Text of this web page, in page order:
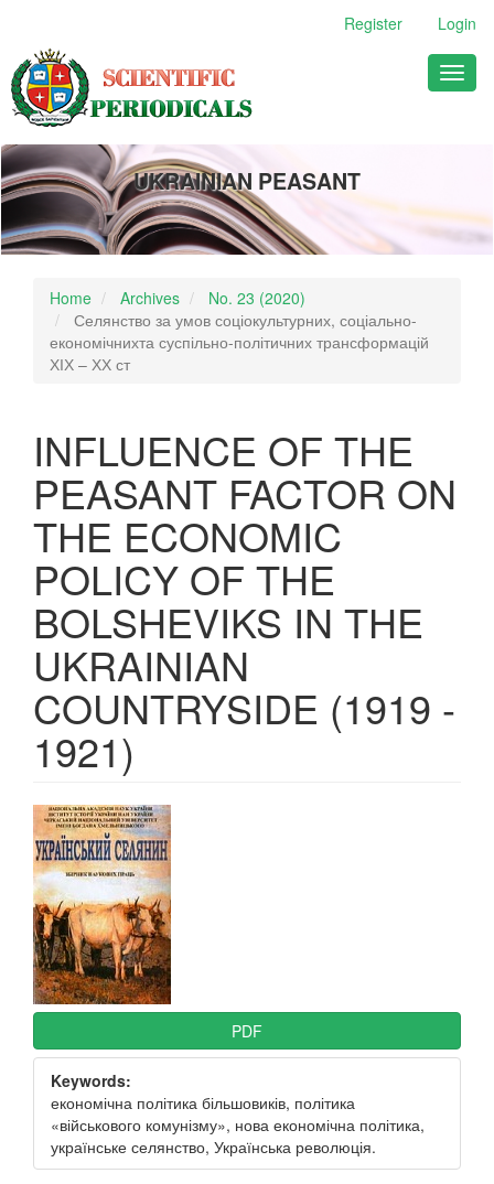
Main
Content
Sidebar
Register Login
UKRAINIAN PEASANT
Home Archives
No. 23 (2020)
Селянство за умов соціокультурних, соціально-
економічнихта суспільно-політичних трансформацій
ХІХ – ХХ ст
INFLUENCE OF THE
PEASANT FACTOR ON
THE ECONOMIC
POLICY OF THE
BOLSHEVIKS IN THE
UKRAINIAN
COUNTRYSIDE (1919 -
1921)
Article
Sidebar
PDF
Keywords:
економічна політика більшовиків, політика
«військового комунізму», нова економічна політика,
українське селянство, Українська революція.